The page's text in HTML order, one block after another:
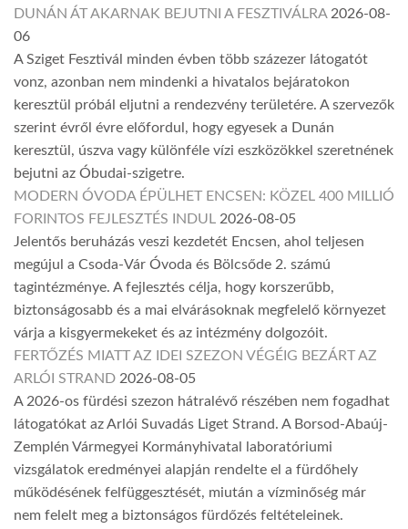
DUNÁN ÁT AKARNAK BEJUTNI A FESZTIVÁLRA 2026-08-
06
A Sziget Fesztivál minden évben több százezer látogatót
vonz, azonban nem mindenki a hivatalos bejáratokon
keresztül próbál eljutni a rendezvény területére. A szervezők
szerint évről évre előfordul, hogy egyesek a Dunán
keresztül, úszva vagy különféle vízi eszközökkel szeretnének
bejutni az Óbudai-szigetre.
MODERN ÓVODA ÉPÜLHET ENCSEN: KÖZEL 400 MILLIÓ
FORINTOS FEJLESZTÉS INDUL 2026-08-05
Jelentős beruházás veszi kezdetét Encsen, ahol teljesen
megújul a Csoda-Vár Óvoda és Bölcsőde 2. számú
tagintézménye. A fejlesztés célja, hogy korszerűbb,
biztonságosabb és a mai elvárásoknak megfelelő környezet
várja a kisgyermekeket és az intézmény dolgozóit.
FERTŐZÉS MIATT AZ IDEI SZEZON VÉGÉIG BEZÁRT AZ
ARLÓI STRAND 2026-08-05
A 2026-os fürdési szezon hátralévő részében nem fogadhat
látogatókat az Arlói Suvadás Liget Strand. A Borsod-Abaúj-
Zemplén Vármegyei Kormányhivatal laboratóriumi
vizsgálatok eredményei alapján rendelte el a fürdőhely
működésének felfüggesztését, miután a vízminőség már
nem felelt meg a biztonságos fürdőzés feltételeinek.